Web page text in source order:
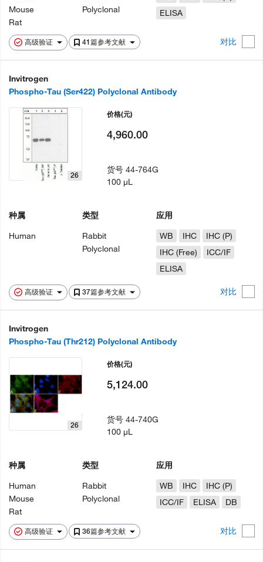
高级验证 41篇参考文献 对比
Mouse
Rat
Polyclonal
ELISA
Invitrogen
Phospho-Tau (Ser422) Polyclonal Antibody
高级验证 37篇参考文献 对比
26
种属
Human
类型
Rabbit
Polyclonal
应用
WB
IHC
IHC (P)
IHC (Free)
ICC/IF
ELISA
价格(元)
4,960.00
货号44-764G
100 µL
Invitrogen
Phospho-Tau (Thr212) Polyclonal Antibody
高级验证 36篇参考文献 对比
26
种属
Human
Mouse
Rat
类型
Rabbit
Polyclonal
应用
WB
IHC
IHC (P)
ICC/IF
ELISA DB
价格(元)
5,124.00
货号44-740G
100 µL